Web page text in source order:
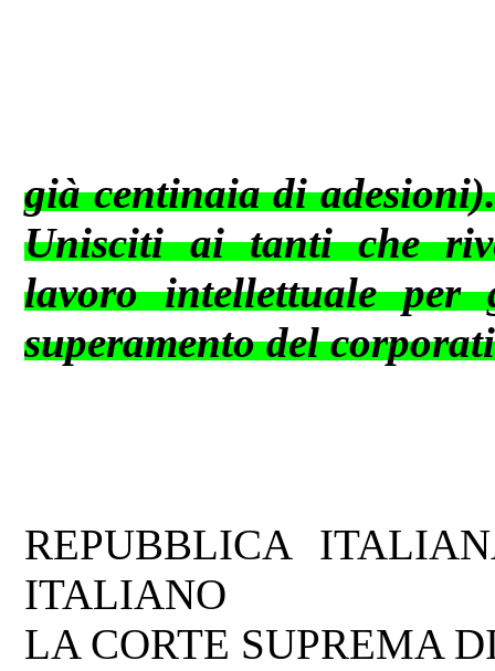
già centinaia di
Unisciti ai tanti che
lavoro intellettuale
superamento del
REPUBBLICA
ITALIANO
LA CORTE SUPREMA